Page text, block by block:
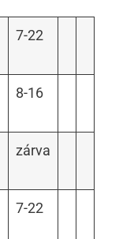
7-22
8-16
zárva
7-22